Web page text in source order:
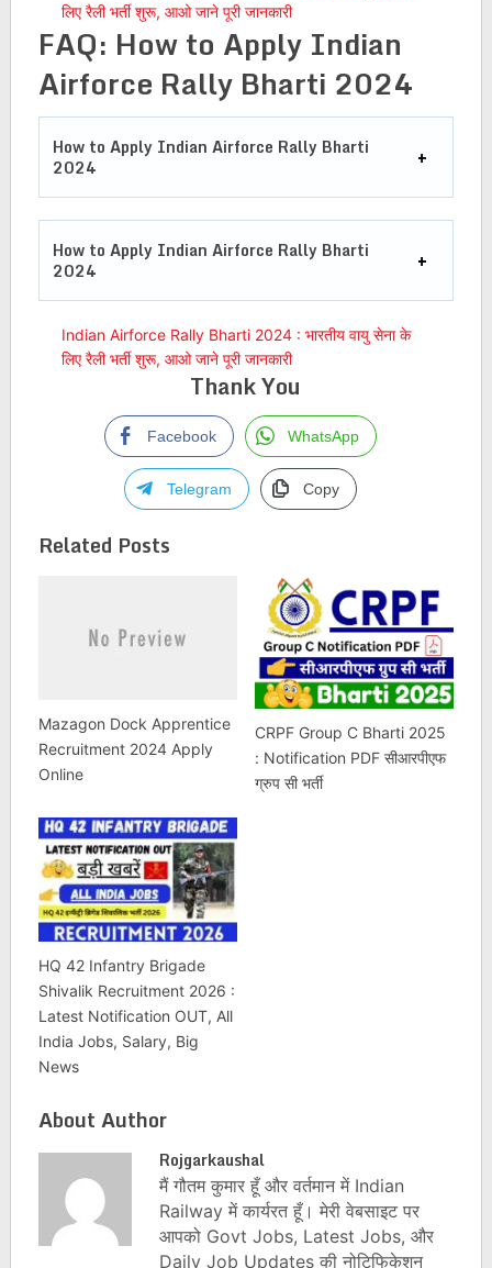
लिए रैली भर्ती शुरू, आओ जाने पूरी जानकारी
FAQ: How to Apply Indian
Airforce Rally Bharti 2024
How to Apply Indian Airforce Rally Bharti
2024
How to Apply Indian Airforce Rally Bharti
2024
Indian Airforce Rally Bharti 2024 : भारतीय वायु सेना के
लिए रैली भर्ती शुरू, आओ जाने पूरी जानकारी
Thank You
Facebook WhatsApp
Telegram Copy
Related Posts
Mazagon Dock Apprentice
Recruitment 2024 Apply
Online
CRPF Group C Bharti 2025
: Notification PDF सीआरपीएफ
ग्रुप सी भर्ती
HQ 42 Infantry Brigade
Shivalik Recruitment 2026 :
Latest Notification OUT, All
India Jobs, Salary, Big
News
About Author
Rojgarkaushal
मैं गौतम कुमार हूँ और वर्तमान में Indian
Railway में कार्यरत हूँ। मेरी वेबसाइट पर
आपको Govt Jobs, Latest Jobs, और
Daily Job Updates की नोटिफिकेशन